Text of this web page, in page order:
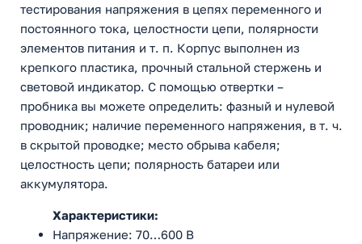
тестирования напряжения в цепях переменного и
постоянного тока, целостности цепи, полярности
элементов питания и т. п. Корпус выполнен из
крепкого пластика, прочный стальной стержень и
световой индикатор. С помощью отвертки –
пробника вы можете определить: фазный и нулевой
проводник; наличие переменного напряжения, в т. ч.
в скрытой проводке; место обрыва кабеля;
целостность цепи; полярность батареи или
аккумулятора.
Характеристики:
Напряжение: 70…600 В